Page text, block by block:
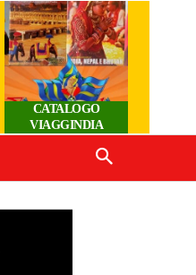
CATALOGO
VIAGGINDIA